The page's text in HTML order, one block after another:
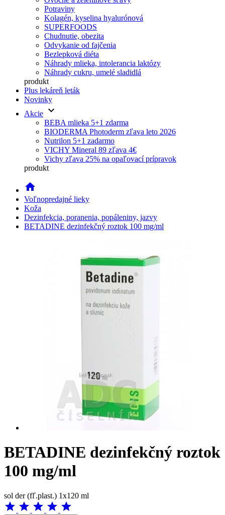
Potraviny
Kolagén, kyselina hyalurónová
SUPERFOODS
Chudnutie, obezita
Odvykanie od fajčenia
Bezlepková diéta
Náhrady mlieka, intolerancia laktózy
Náhrady cukru, umelé sladidlá
produkt
Plus lekáreň leták
Novinky
Akcie keyboard_arrow_down
BEBA mlieka 5+1 zdarma
BIODERMA Photoderm zľava leto 2026
Nutrilon 5+1 zadarmo
VICHY Mineral 89 zľava 4€
Vichy zľava 25% na opaľovací prípravok
produkt
home
Voľnopredajné lieky
Koža
Dezinfekcia, poranenia, popáleniny, jazvy
BETADINE dezinfekčný roztok 100 mg/ml
BETADINE dezinfekčný roztok
100 mg/ml
sol der (fľ.plast.) 1x120 ml
star star star star star